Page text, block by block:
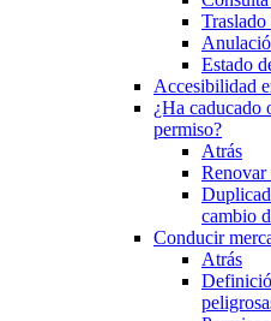
Traslado
Estado
Accesibilidad
¿Ha caducado
permiso?
Atrás
Renovar
cambio
Conducir
Atrás